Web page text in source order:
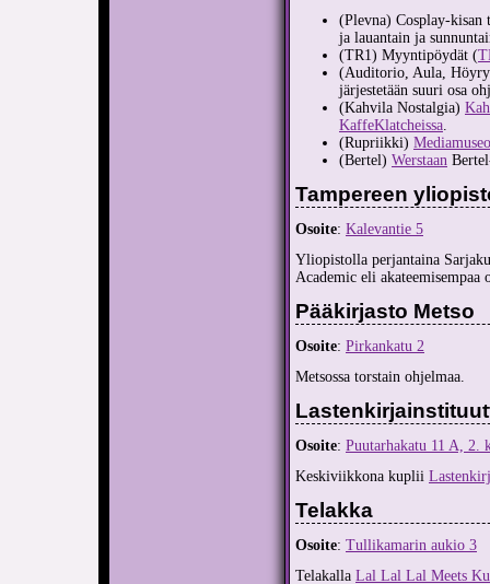
(Plevna) Cosplay-kisan
ja lauantain ja
(TR1) Myyntipöydät (
(Auditorio, Aula,
järjestetään suuri osa
(Kahvila Nostalgia)
KaffeKlatcheissa.
(Rupriikki)
(Bertel) Werstaan
Tampereen
Osoite: Kalevantie 5
Yliopistolla perjantaina
Academic eli akateemisempaa
Pääkirjasto Metso
Osoite: Pirkankatu 2
Metsossa torstain ohjelmaa.
Osoite: Puutarhakatu 11 A, 2.
Keskiviikkona kuplii
Telakka
Osoite: Tullikamarin aukio 3
Telakalla Lal Lal Lal Meets